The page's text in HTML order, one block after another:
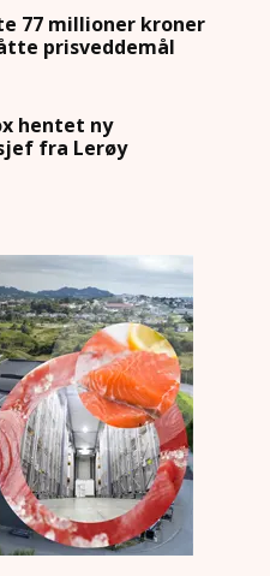
77 millioner kroner
prisveddemål
hentet ny
fra Lerøy